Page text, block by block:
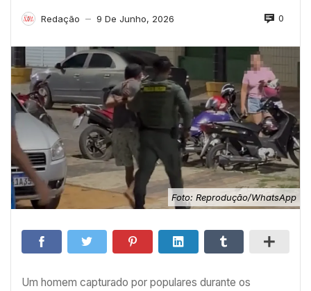
Redação — 9 De Junho, 2026 0
Foto: Reprodução/WhatsApp
Um homem capturado por populares durante os